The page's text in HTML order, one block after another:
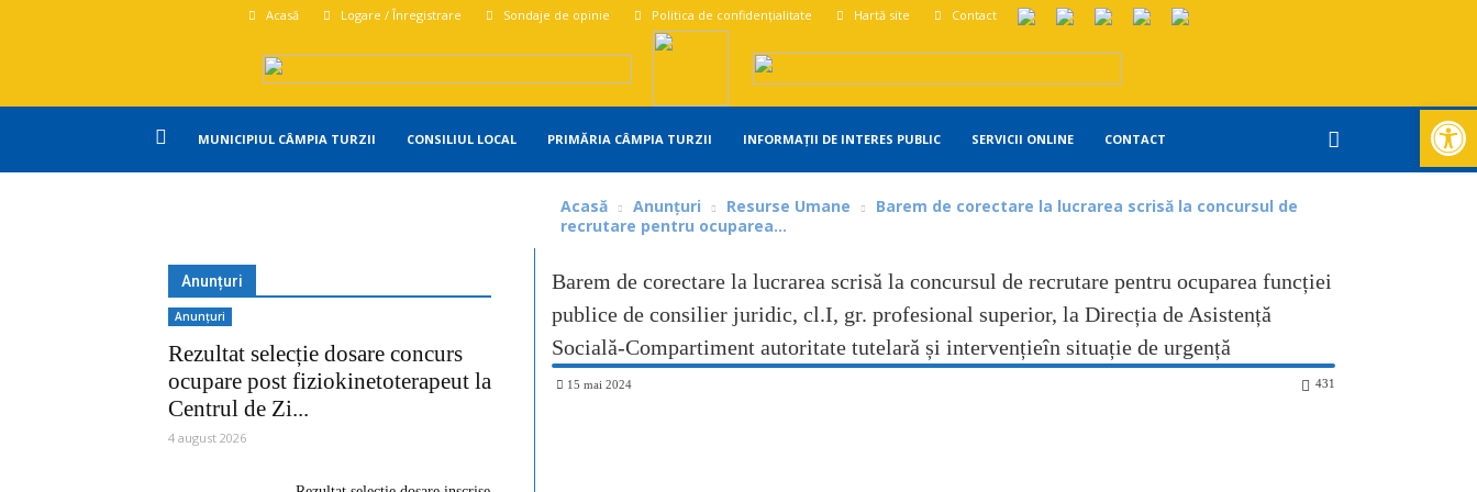
Acasă Logare / Înregistrare Sondaje de opinie Politica de confidențialitate Hartă site Contact
Primăria
Turzii
MUNICIPIUL CÂMPIA TURZII CONSILIUL LOCAL PRIMĂRIA CÂMPIA TURZII INFORMAȚII DE INTERES PUBLIC SERVICII ONLINE CONTACT
Acasă Anunțuri Resurse Umane
Barem de corectare la lucrarea scrisă la concursul de
recrutare pentru ocuparea...
Barem de corectare la lucrarea scrisă la concursul de recrutare pentru ocuparea funcției
publice de consilier juridic, cl.I, gr. profesional superior, la Direcția de Asistență
Socială-Compartiment autoritate tutelară și intervențieîn situație de urgență
15 mai 2024 431
Anunțuri
Anunțuri
Rezultat selecție dosare concurs
ocupare post fiziokinetoterapeut la
Centrul de Zi...
4 august 2026
Deschide